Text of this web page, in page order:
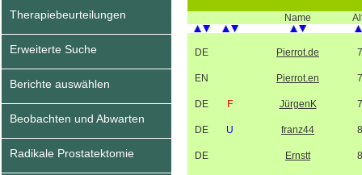
Therapiebeurteilungen
Erweiterte Suche
Berichte auswählen
Beobachten und Abwarten
Radikale Prostatektomie
Name
DE Pierrot.de
EN Pierrot.en
DE F JürgenK
DE U franz44
DE Ernstt